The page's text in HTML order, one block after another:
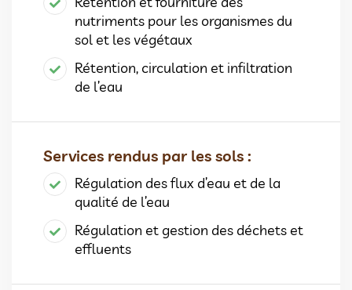
nutriments pour les organismes du
sol et les végétaux
Rétention, circulation et infiltration
de l’eau
Services rendus par les sols :
Régulation des flux d’eau et de la
qualité de l’eau
Régulation et gestion des déchets et
effluents